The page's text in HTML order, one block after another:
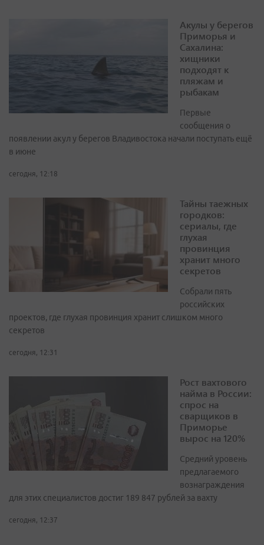
Акулы у берегов
Приморья и
Сахалина:
хищники
подходят к
пляжам и
рыбакам
Первые
сообщения о
появлении акул у берегов Владивостока начали поступать ещё
в июне
сегодня, 12:18
Тайны таежных
городков:
сериалы, где
глухая
провинция
хранит много
секретов
Собрали пять
российских
проектов, где глухая провинция хранит слишком много
секретов
сегодня, 12:31
Рост вахтового
найма в России:
спрос на
сварщиков в
Приморье
вырос на 120%
Средний уровень
предлагаемого
вознаграждения
для этих специалистов достиг 189 847 рублей за вахту
сегодня, 12:37